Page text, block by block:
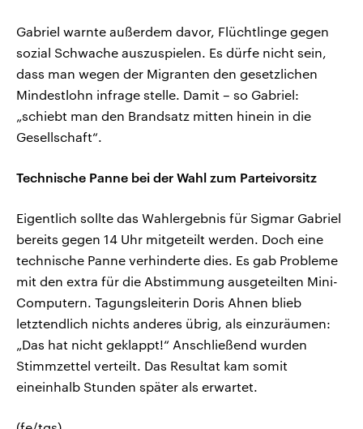
Gabriel warnte außerdem davor, Flüchtlinge gegen
sozial Schwache auszuspielen. Es dürfe nicht sein,
dass man wegen der Migranten den gesetzlichen
Mindestlohn infrage stelle. Damit – so Gabriel:
„schiebt man den Brandsatz mitten hinein in die
Gesellschaft“.
Technische Panne bei der Wahl zum Parteivorsitz
Eigentlich sollte das Wahlergebnis für Sigmar Gabriel
bereits gegen 14 Uhr mitgeteilt werden. Doch eine
technische Panne verhinderte dies. Es gab Probleme
mit den extra für die Abstimmung ausgeteilten Mini-
Computern. Tagungsleiterin Doris Ahnen blieb
letztendlich nichts anderes übrig, als einzuräumen:
„Das hat nicht geklappt!“ Anschließend wurden
Stimmzettel verteilt. Das Resultat kam somit
eineinhalb Stunden später als erwartet.